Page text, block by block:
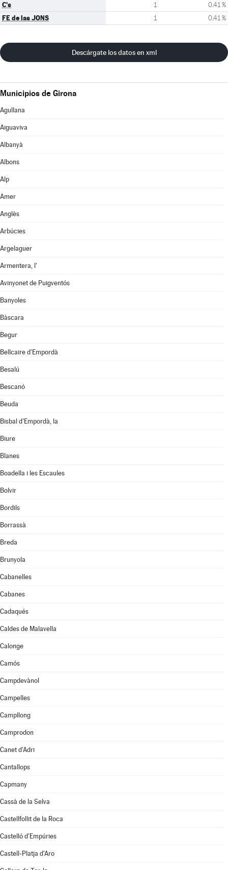
C's 1 0,41 %
FE de las JONS 1 0,41 %
Descárgate los datos en xml
Municipios de Girona
Agullana
Aiguaviva
Albanyà
Albons
Alp
Amer
Anglès
Arbúcies
Argelaguer
Armentera, l'
Avinyonet de Puigventós
Banyoles
Bàscara
Begur
Bellcaire d'Empordà
Besalú
Bescanó
Beuda
Bisbal d'Empordà, la
Biure
Blanes
Boadella i les Escaules
Bolvir
Bordils
Borrassà
Breda
Brunyola
Cabanelles
Cabanes
Cadaqués
Caldes de Malavella
Calonge
Camós
Campdevànol
Campelles
Campllong
Camprodon
Canet d'Adri
Cantallops
Capmany
Cassà de la Selva
Castellfollit de la Roca
Castelló d'Empúries
Castell-Platja d'Aro